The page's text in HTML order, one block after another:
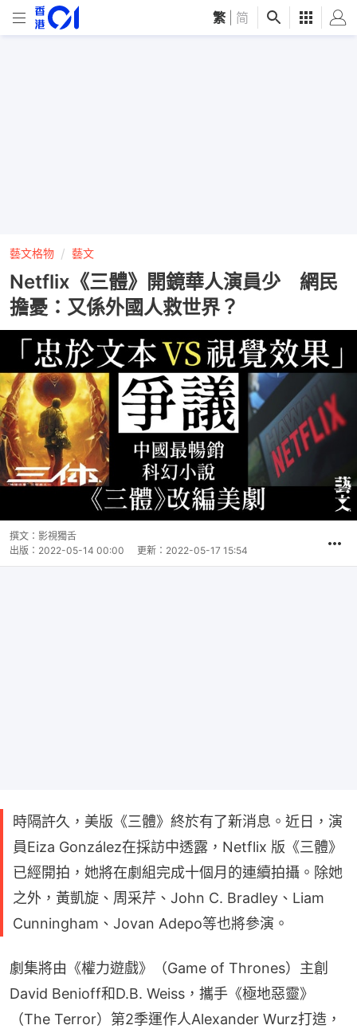
繁 简
藝文格物 藝文
Netflix《三體》開鏡華人演員少 網民
擔憂：又係外國人救世界？
撰文： 影視獨舌
出版： 2022-05-14 00:00 更新： 2022-05-17 15:54
時隔許久，美版《三體》終於有了新消息。近日，演
員Eiza González在採訪中透露，Netflix 版《三體》
已經開拍，她將在劇組完成十個月的連續拍攝。除她
之外，黃凱旋、周采芹、John C. Bradley、Liam
Cunningham、Jovan Adepo等也將參演。
劇集將由《權力遊戲》（Game of Thrones）主創
David Benioff和D.B. Weiss，攜手《極地惡靈》
（The Terror）第2季運作人Alexander Wurz打造，